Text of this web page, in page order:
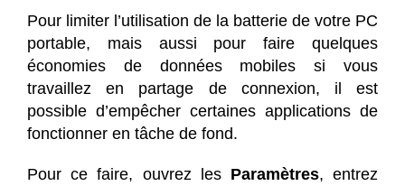
Pour limiter l’utilisation de la batterie de votre PC
portable, mais aussi pour faire quelques
économies de données mobiles si vous
travaillez en partage de connexion, il est
possible d’empêcher certaines applications de
fonctionner en tâche de fond.
Pour ce faire, ouvrez les Paramètres, entrez